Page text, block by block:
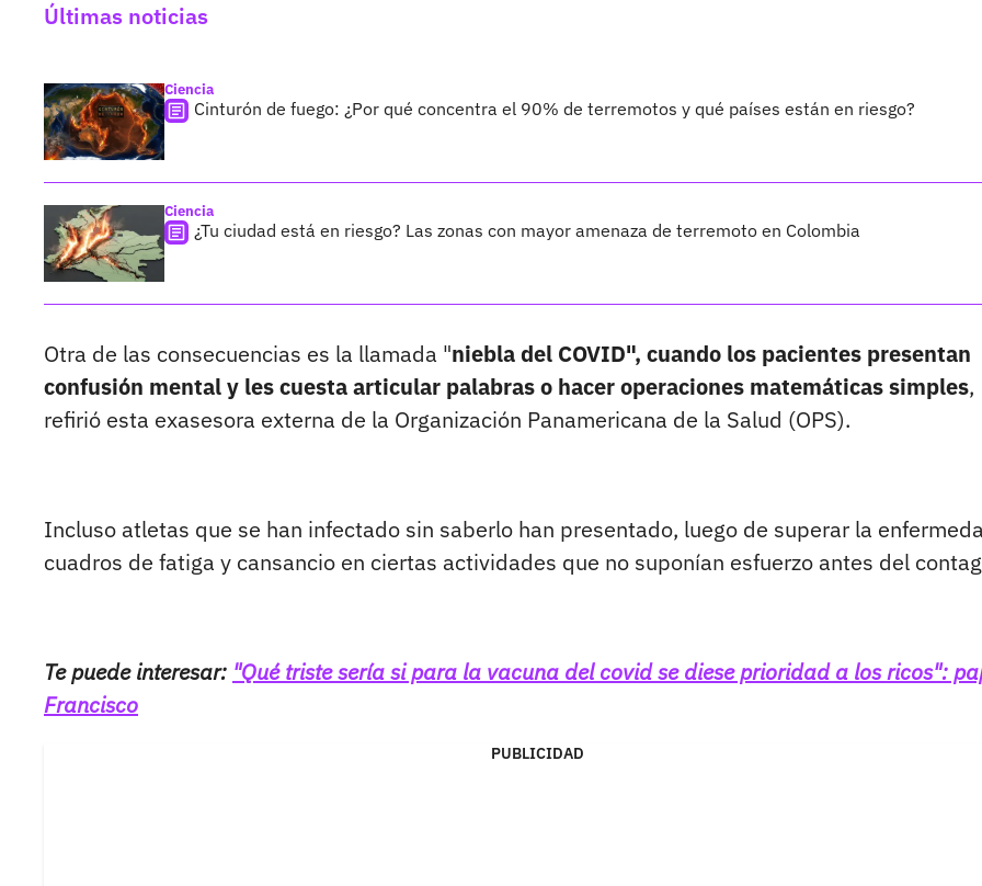
Últimas noticias
Ciencia
Cinturón de fuego: ¿Por qué concentra el 90% de terremotos y qué países están en riesgo?
Ciencia
¿Tu ciudad está en riesgo? Las zonas con mayor amenaza de terremoto en Colombia
Otra de las consecuencias es la llamada "niebla del COVID", cuando los pacientes presentan
confusión mental y les cuesta articular palabras o hacer operaciones matemáticas simples,
refirió esta exasesora externa de la Organización Panamericana de la Salud (OPS).
Incluso atletas que se han infectado sin saberlo han presentado, luego de superar la
cuadros de fatiga y cansancio en ciertas actividades que no suponían esfuerzo antes del
Te puede interesar: "Qué triste sería si para la vacuna del covid se diese prioridad a los ricos":
Francisco
PUBLICIDAD